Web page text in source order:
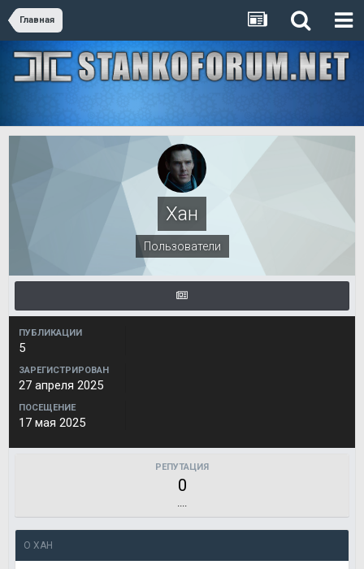
Главная
Хан
Пользователи
ПУБЛИКАЦИИ
5
ЗАРЕГИСТРИРОВАН
27 апреля 2025
ПОСЕЩЕНИЕ
17 мая 2025
РЕПУТАЦИЯ
0
....
О ХАН